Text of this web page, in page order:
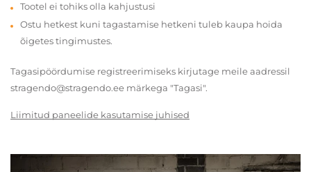
Tootel ei tohiks olla kahjustusi
Ostu hetkest kuni tagastamise hetkeni tuleb kaupa hoida
õigetes tingimustes.
Tagasipöördumise registreerimiseks kirjutage meile aadressil
stragendo@stragendo.ee märkega "Tagasi".
Liimitud paneelide kasutamise juhised